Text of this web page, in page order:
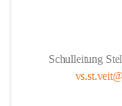
Schulleitung